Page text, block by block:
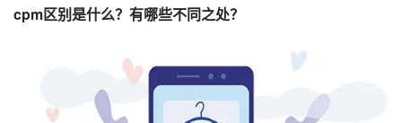
cpm区别是什么？有哪些不同之处？